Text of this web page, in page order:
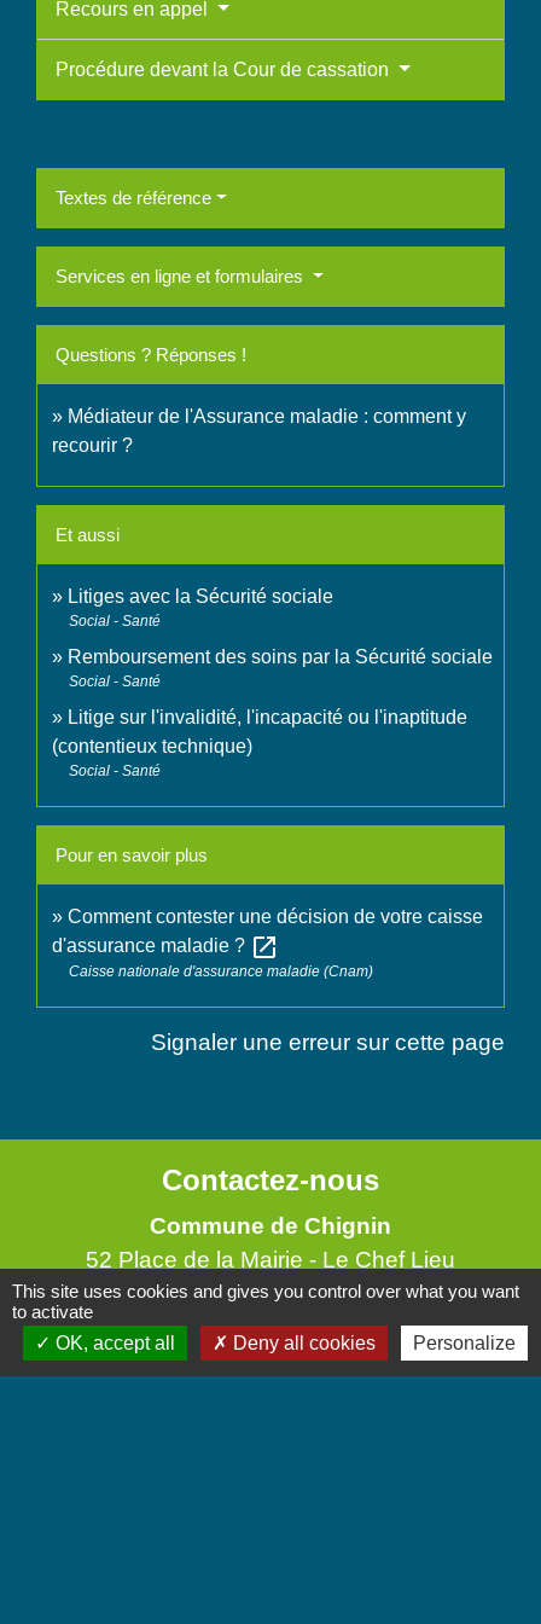
Recours en appel
Procédure devant la Cour de cassation
Textes de référence
Services en ligne et formulaires
Questions ? Réponses !
Médiateur de l'Assurance maladie : comment y
recourir ?
Et aussi
Litiges avec la Sécurité sociale
Social - Santé
Remboursement des soins par la Sécurité sociale
Social - Santé
Litige sur l'invalidité, l'incapacité ou l'inaptitude
(contentieux technique)
Social - Santé
Pour en savoir plus
Comment contester une décision de votre caisse
d'assurance maladie ? open_in_new
Caisse nationale d'assurance maladie (Cnam)
Signaler une erreur sur cette page
Contactez-nous
Commune de Chignin
52 Place de la Mairie - Le Chef Lieu
73800 Chignin - FRANCE
+33 4 79 28 10 12
Contact par formulaire
This site uses cookies and gives you control over what you want
to activate
OK, accept all
Deny all cookies Personalize